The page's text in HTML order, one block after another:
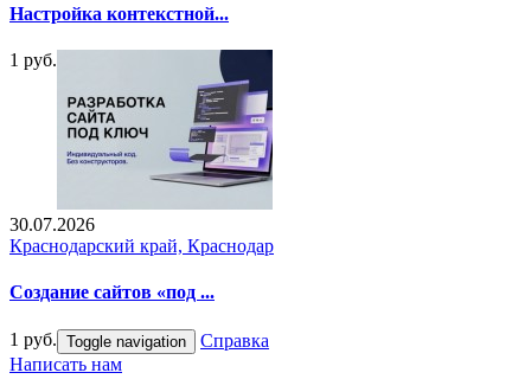
Настройка контекстной...
1 руб.
30.07.2026
Краснодарский край, Краснодар
Создание сайтов «под ...
1 руб. Toggle navigation
Справка
Написать нам